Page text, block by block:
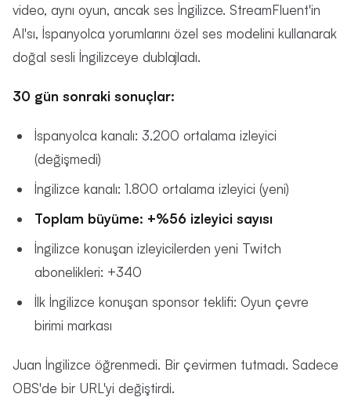
video, aynı oyun, ancak ses İngilizce. StreamFluent'in
AI'sı, İspanyolca yorumlarını özel ses modelini kullanarak
doğal sesli İngilizceye dublajladı.
30 gün sonraki sonuçlar:
İspanyolca kanalı: 3.200 ortalama izleyici
(değişmedi)
İngilizce kanalı: 1.800 ortalama izleyici (yeni)
Toplam büyüme: +%56 izleyici sayısı
İngilizce konuşan izleyicilerden yeni Twitch
abonelikleri: +340
İlk İngilizce konuşan sponsor teklifi: Oyun çevre
birimi markası
Juan İngilizce öğrenmedi. Bir çevirmen tutmadı. Sadece
OBS'de bir URL'yi değiştirdi.